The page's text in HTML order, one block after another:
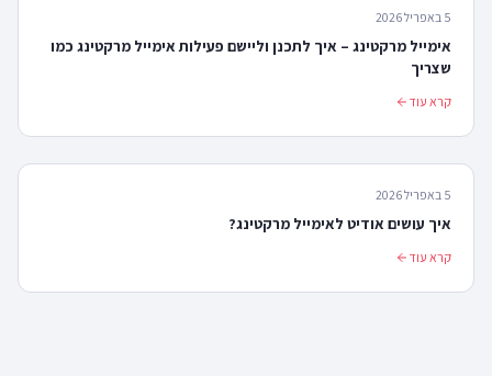
5 באפריל 2026
אימייל מרקטינג – איך לתכנן וליישם פעילות אימייל מרקטינג כמו
שצריך
קרא עוד
5 באפריל 2026
איך עושים אודיט לאימייל מרקטינג?
קרא עוד